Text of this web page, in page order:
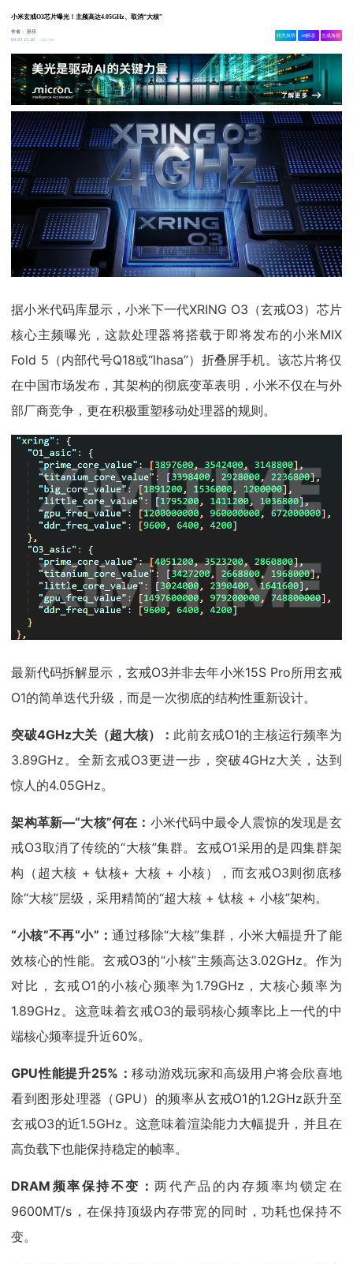
小米玄戒O3芯片曝光！主频高达4.05GHz、取消“大核”
作者：孙乐
04-29 15:28
2.6w
相关舆情 AI解读 生成海报
据小米代码库显示，小米下一代XRING O3（玄戒O3）芯片
核心主频曝光，这款处理器将搭载于即将发布的小米MIX
Fold 5（内部代号Q18或“lhasa”）折叠屏手机。该芯片将仅
在中国市场发布，其架构的彻底变革表明，小米不仅在与外
部厂商竞争，更在积极重塑移动处理器的规则。
最新代码拆解显示，玄戒O3并非去年小米15S Pro所用玄戒
O1的简单迭代升级，而是一次彻底的结构性重新设计。
突破4GHz大关（超大核）： 此前玄戒O1的主核运行频率为
3.89GHz。全新玄戒O3更进一步，突破4GHz大关，达到
惊人的4.05GHz。
架构革新—“大核”何在： 小米代码中最令人震惊的发现是玄
戒O3取消了传统的“大核”集群。玄戒O1采用的是四集群架
构（超大核 + 钛核+ 大核 + 小核），而玄戒O3则彻底移
除“大核”层级，采用精简的“超大核 + 钛核 + 小核”架构。
“小核”不再“小”：通过移除“大核”集群，小米大幅提升了能
效核心的性能。玄戒O3的“小核”主频高达3.02GHz。作为
对比，玄戒O1的小核心频率为1.79GHz，大核心频率为
1.89GHz。这意味着玄戒O3的最弱核心频率比上一代的中
端核心频率提升近60%。
GPU性能提升25%：移动游戏玩家和高级用户将会欣喜地
看到图形处理器（GPU）的频率从玄戒O1的1.2GHz跃升至
玄戒O3的近1.5GHz。这意味着渲染能力大幅提升，并且在
高负载下也能保持稳定的帧率。
DRAM频率保持不变：两代产品的内存频率均锁定在
9600MT/s，在保持顶级内存带宽的同时，功耗也保持不
变。